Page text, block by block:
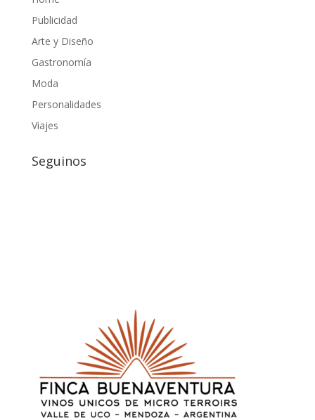
Publicidad
Arte y Diseño
Gastronomía
Moda
Personalidades
Viajes
Seguinos